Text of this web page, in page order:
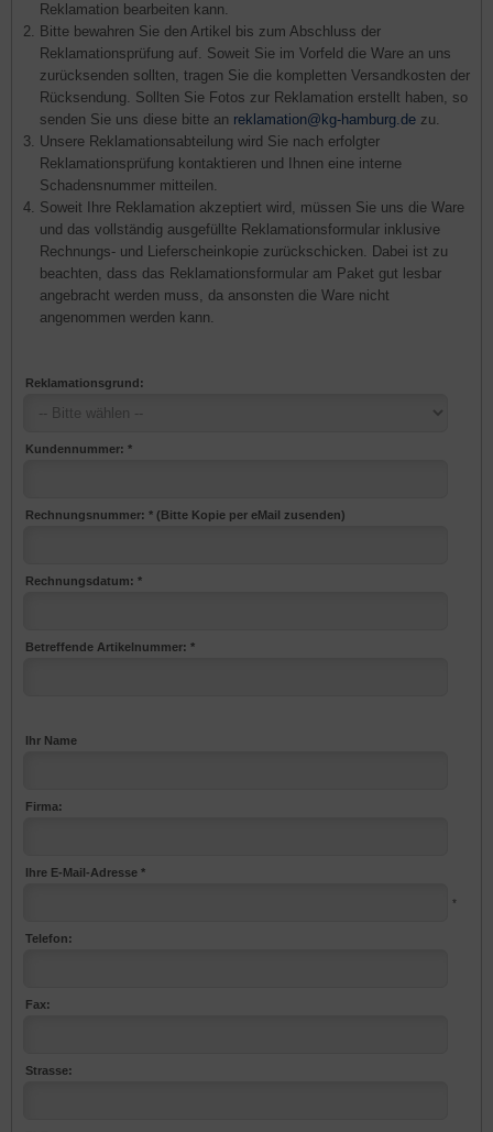
Reklamation bearbeiten kann.
Bitte bewahren Sie den Artikel bis zum Abschluss der
Reklamationsprüfung auf. Soweit Sie im Vorfeld die Ware an uns
zurücksenden sollten, tragen Sie die kompletten Versandkosten der
Rücksendung. Sollten Sie Fotos zur Reklamation erstellt haben, so
senden Sie uns diese bitte an reklamation@kg-hamburg.de zu.
Unsere Reklamationsabteilung wird Sie nach erfolgter
Reklamationsprüfung kontaktieren und Ihnen eine interne
Schadensnummer mitteilen.
Soweit Ihre Reklamation akzeptiert wird, müssen Sie uns die Ware
und das vollständig ausgefüllte Reklamationsformular inklusive
Rechnungs- und Lieferscheinkopie zurückschicken. Dabei ist zu
beachten, dass das Reklamationsformular am Paket gut lesbar
angebracht werden muss, da ansonsten die Ware nicht
angenommen werden kann.
Reklamationsgrund:
Kundennummer: *
Rechnungsnummer: * (Bitte Kopie per eMail zusenden)
Rechnungsdatum: *
Betreffende Artikelnummer: *
Ihr Name
Firma:
Ihre E-Mail-Adresse *
*
Telefon:
Fax:
Strasse: